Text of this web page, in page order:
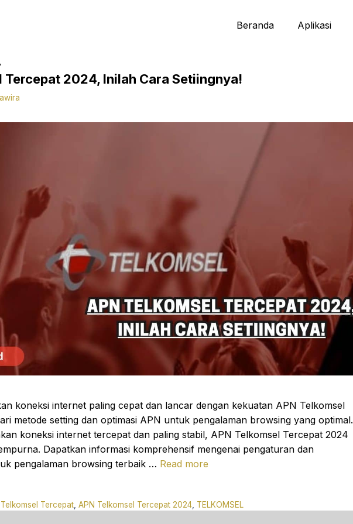
Beranda Aplikasi
Tercepat 2024, Inilah Cara Setiingnya!
koneksi internet paling cepat dan lancar dengan kekuatan APN Telkomsel
metode setting dan optimasi APN untuk pengalaman browsing yang optimal.
koneksi internet tercepat dan paling stabil, APN Telkomsel Tercepat 2024
Dapatkan informasi komprehensif mengenai pengaturan dan
pengalaman browsing terbaik … Read more
Tercepat, APN Telkomsel Tercepat 2024, TELKOMSEL